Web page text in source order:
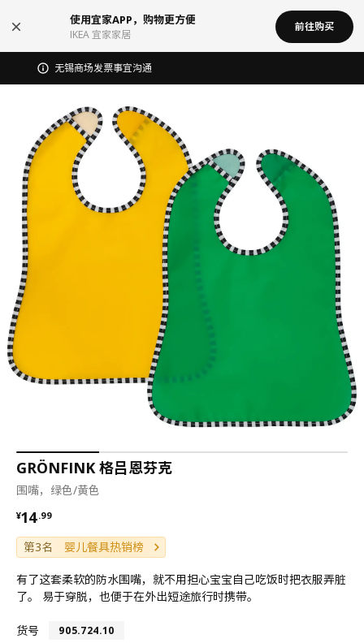
使用宜家APP，购物更方便
IKEA 宜家家居
前往购买
无锡商场发票事宜沟通
GRÖNFINK 格吕恩芬克
围嘴，绿色/黄色
¥14.99
¥ 14.99
第3名 婴儿餐具热销榜
有了这套柔软的防水围嘴，就不用担心宝宝自己吃饭时把衣服弄脏
了。 易于穿脱，也便于在外出短途旅行时携带。
货号 905.724.10